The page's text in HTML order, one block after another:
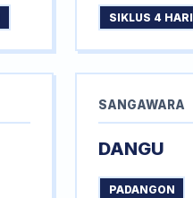
SIKLUS 4 HARI
SANGAWARA
DANGU
PADANGON